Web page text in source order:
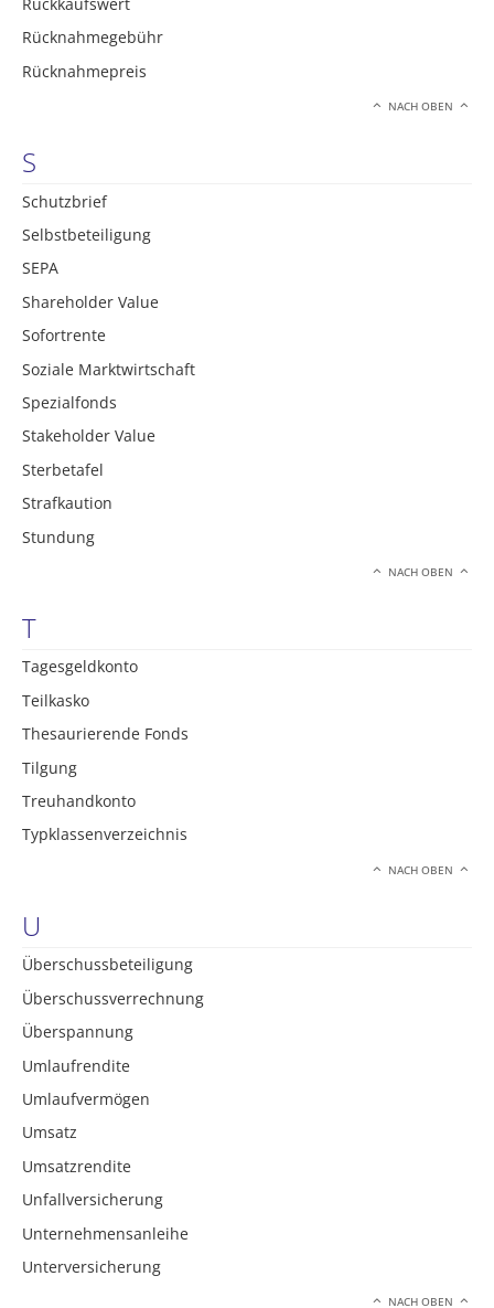
Rücknahmegebühr
Rücknahmepreis
NACH OBEN
S
Schutzbrief
Selbstbeteiligung
SEPA
Shareholder Value
Sofortrente
Soziale Marktwirtschaft
Spezialfonds
Stakeholder Value
Sterbetafel
Strafkaution
Stundung
NACH OBEN
T
Tagesgeldkonto
Teilkasko
Thesaurierende Fonds
Tilgung
Treuhandkonto
Typklassenverzeichnis
NACH OBEN
U
Überschussbeteiligung
Überschussverrechnung
Überspannung
Umlaufrendite
Umlaufvermögen
Umsatz
Umsatzrendite
Unfallversicherung
Unternehmensanleihe
Unterversicherung
NACH OBEN